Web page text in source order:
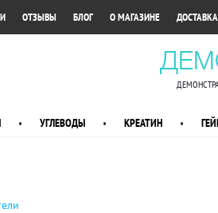
ОТЗЫВЫ БЛОГ О МАГАЗИНЕ
• УГЛЕВОДЫ • КРЕАТИН •